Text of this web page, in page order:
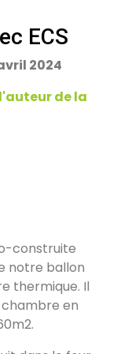
ECS
2024
de la
construite
notre ballon
thermique. Il
en